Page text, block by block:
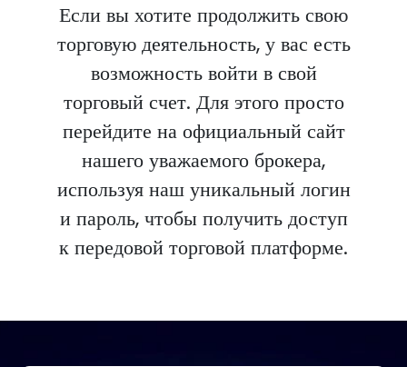
Если вы хотите продолжить свою
торговую деятельность, у вас есть
возможность войти в свой
торговый счет. Для этого просто
перейдите на официальный сайт
нашего уважаемого брокера,
используя наш уникальный логин
и пароль, чтобы получить доступ
к передовой торговой платформе.